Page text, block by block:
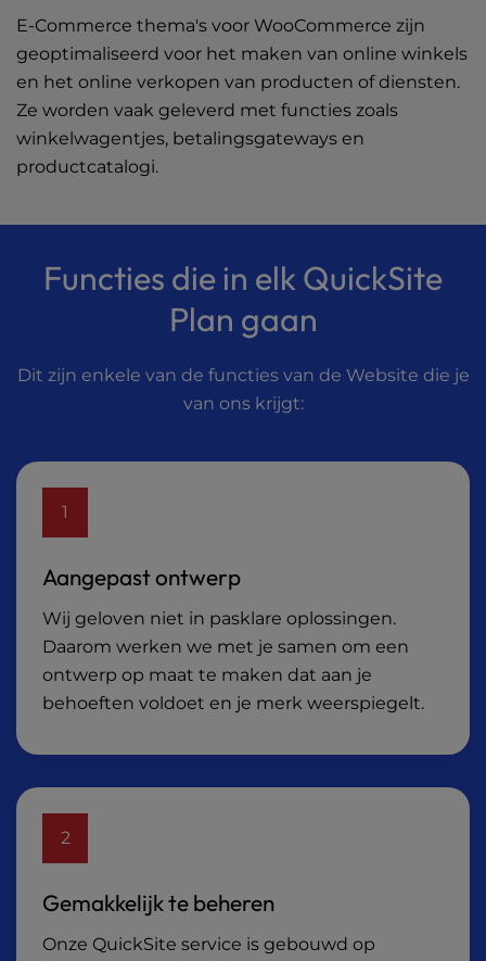
E-Commerce thema's voor WooCommerce zijn
geoptimaliseerd voor het maken van online winkels
en het online verkopen van producten of diensten.
Ze worden vaak geleverd met functies zoals
winkelwagentjes, betalingsgateways en
productcatalogi.
Functies die in elk QuickSite
Plan gaan
Dit zijn enkele van de functies van de Website die je
van ons krijgt:
1
Aangepast ontwerp
Wij geloven niet in pasklare oplossingen.
Daarom werken we met je samen om een
ontwerp op maat te maken dat aan je
behoeften voldoet en je merk weerspiegelt.
2
Gemakkelijk te beheren
Onze QuickSite service is gebouwd op